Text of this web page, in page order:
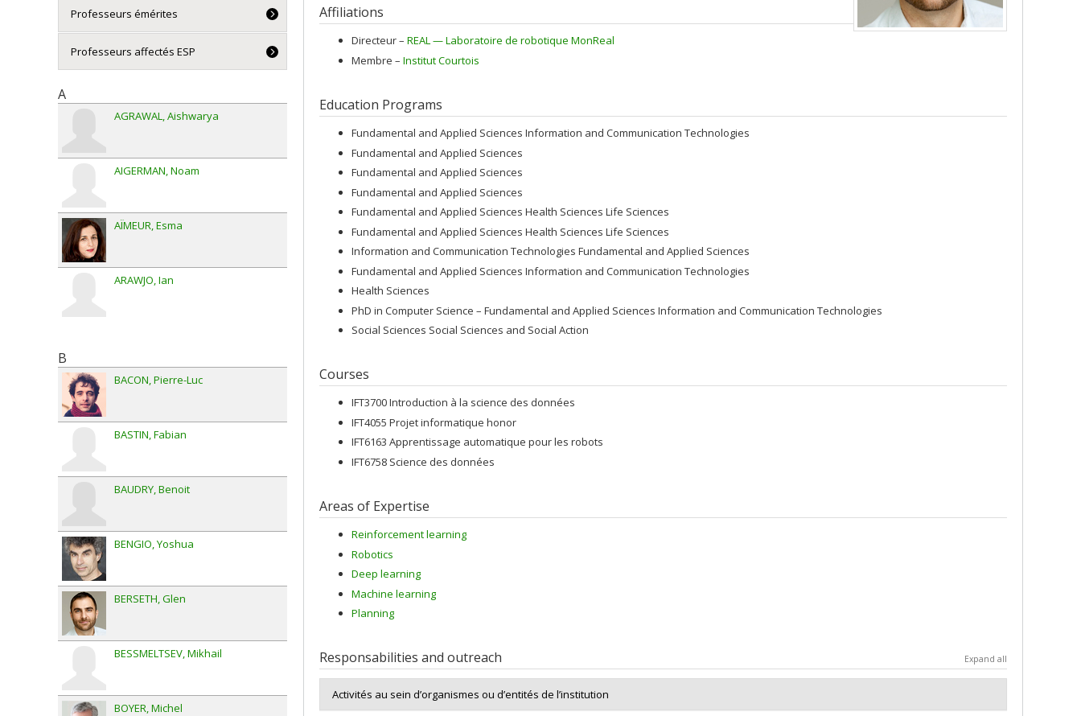
Affiliations
Directeur – REAL — Laboratoire de robotique MonReal
Membre – Institut Courtois
Education Programs
Fundamental and Applied Sciences Information and Communication Technologies
Fundamental and Applied Sciences
Fundamental and Applied Sciences
Fundamental and Applied Sciences
Fundamental and Applied Sciences Health Sciences Life Sciences
Fundamental and Applied Sciences Health Sciences Life Sciences
Information and Communication Technologies Fundamental and Applied Sciences
Fundamental and Applied Sciences Information and Communication Technologies
Health Sciences
PhD in Computer Science – Fundamental and Applied Sciences Information and Communication Technologies
Social Sciences Social Sciences and Social Action
Courses
IFT3700 Introduction à la science des données
IFT4055 Projet informatique honor
IFT6163 Apprentissage automatique pour les robots
IFT6758 Science des données
Areas of Expertise
Reinforcement learning
Robotics
Deep learning
Machine learning
Planning
Responsabilities and outreach Expand all
Activités au sein d’organismes ou d’entités de l’institution
Professeurs émérites
Professeurs affectés ESP
A
AGRAWAL Aishwarya
AIGERMAN Noam
AÏMEUR Esma
ARAWJO Ian
B
BACON Pierre-Luc
BASTIN Fabian
BAUDRY Benoit
BENGIO Yoshua
BERSETH Glen
BESSMELTSEV Mikhail
BOYER Michel